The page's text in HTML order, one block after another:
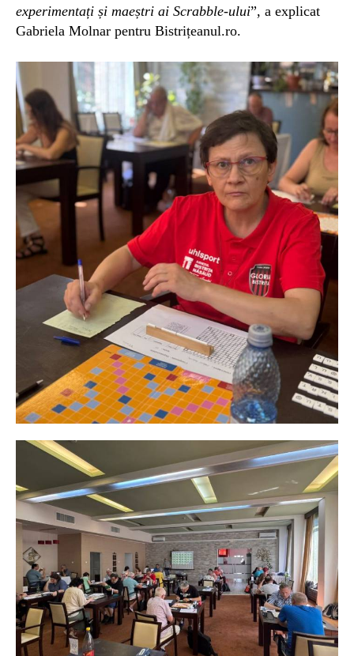
experimentați și maeștri ai Scrabble-ului”, a explicat
Gabriela Molnar pentru Bistrițeanul.ro.